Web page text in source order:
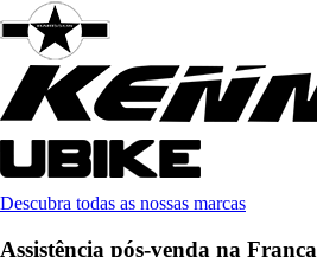
Descubra todas as nossas marcas
Assistência pós-venda na França